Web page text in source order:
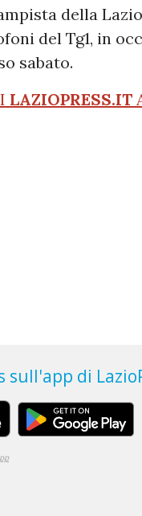
della
del Tg1, in
sabato.
LAZIOPRESS.IT